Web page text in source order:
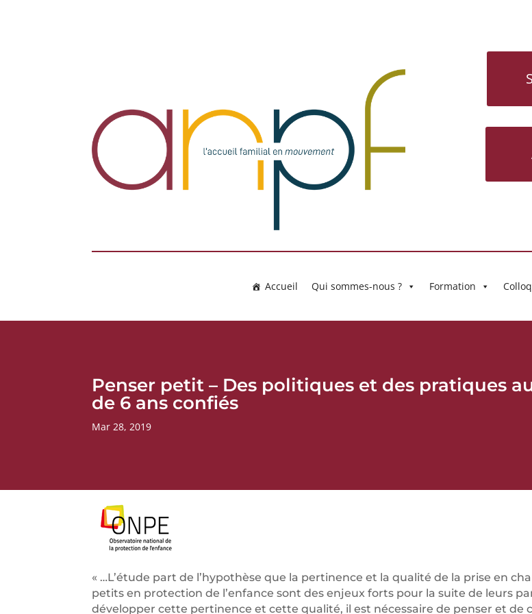
Accueil Qui sommes-nous ? Formation
Penser petit – Des politiques et des pratiques
de 6 ans confiés
Mar 28, 2019
« …L’étude part de l’hypothèse que la pertinence et la qualité de la prise en
petits en protection de l’enfance sont des enjeux forts pour la suite de leurs
développer cette pertinence et cette qualité, il est nécessaire de penser et de